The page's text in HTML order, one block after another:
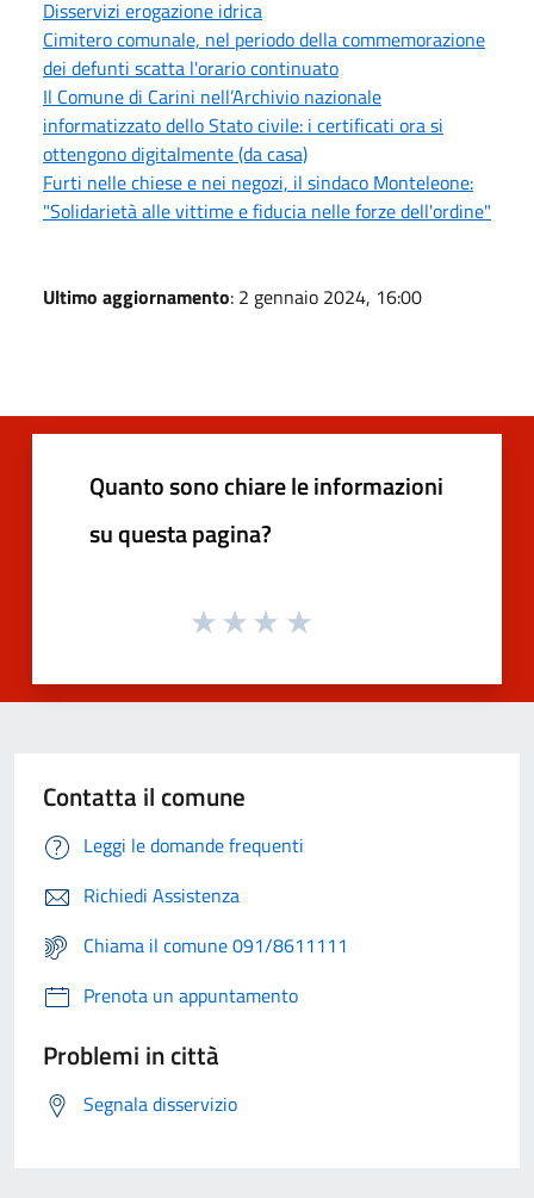
Disservizi erogazione idrica
Cimitero comunale, nel periodo della commemorazione
dei defunti scatta l'orario continuato
Il Comune di Carini nell’Archivio nazionale
informatizzato dello Stato civile: i certificati ora si
ottengono digitalmente (da casa)
Furti nelle chiese e nei negozi, il sindaco Monteleone:
"Solidarietà alle vittime e fiducia nelle forze dell'ordine"
Ultimo aggiornamento: 2 gennaio 2024, 16:00
Quanto sono chiare le informazioni
su questa pagina?
Contatta il comune
Leggi le domande frequenti
Richiedi Assistenza
Chiama il comune 091/8611111
Prenota un appuntamento
Problemi in città
Segnala disservizio